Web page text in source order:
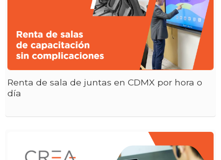
Renta de sala de juntas en CDMX por hora o
día